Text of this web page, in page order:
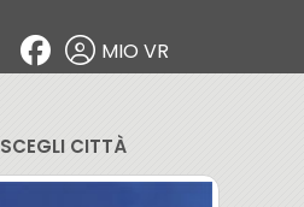
MIO VR
SCEGLI CITTÀ